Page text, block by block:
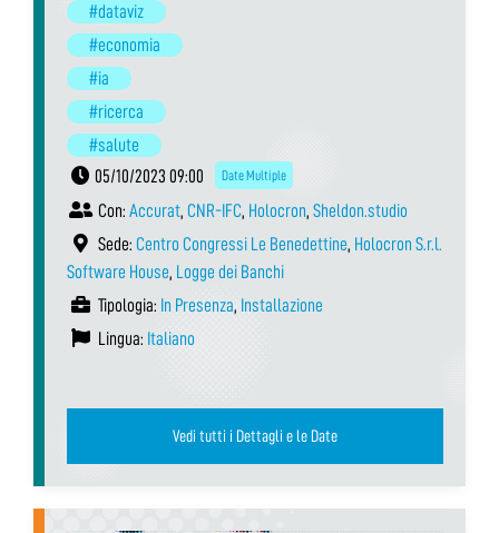
#dataviz
#economia
#ia
#ricerca
#salute
05/10/2023 09:00
Date Multiple
Con: Accurat, CNR-IFC, Holocron, Sheldon.studio
Sede: Centro Congressi Le Benedettine, Holocron S.r.l.
Software House, Logge dei Banchi
Tipologia: In Presenza, Installazione
Lingua: Italiano
Vedi tutti i Dettagli e le Date